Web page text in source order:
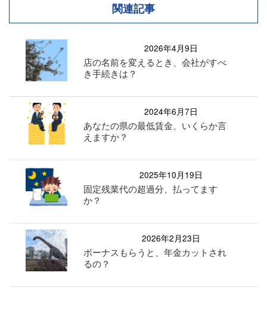
関連記事
2026年4月9日
店の名前を変えるとき、会社がすべ
き手続きは？
2024年6月7日
あなたの県の最低賃金、いくらか言
えますか？
2025年10月19日
固定残業代の超過分、払ってます
か？
2026年2月23日
ボーナスもらうと、年金カットされ
るの？